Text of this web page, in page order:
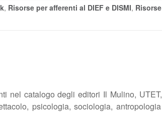
, Risorse per afferenti al DIEF e DISMI,
nel catalogo degli editori Il Mulino,
psicologia, sociologia,